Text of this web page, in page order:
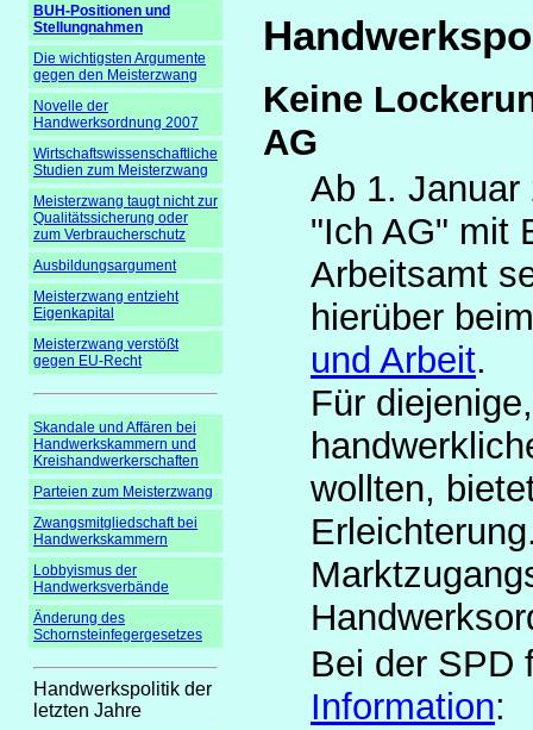
BUH-Positionen und
Stellungnahmen
Die wichtigsten Argumente
gegen den Meisterzwang
Novelle der
Handwerksordnung 2007
Wirtschaftswissenschaftliche
Studien zum Meisterzwang
Meisterzwang taugt nicht zur
Qualitätssicherung oder
zum Verbraucherschutz
Ausbildungsargument
Meisterzwang entzieht
Eigenkapital
Meisterzwang verstößt
gegen EU-Recht
Skandale und Affären bei
Handwerkskammern und
Kreishandwerkerschaften
Parteien zum Meisterzwang
Zwangsmitgliedschaft bei
Handwerkskammern
Lobbyismus der
Handwerksverbände
Änderung des
Schornsteinfegergesetzes
Handwerkspolitik der
letzten Jahre
Keine
AG
Ab 1. Januar
"Ich AG" mit
Arbeitsamt
hierüber
und Arbeit.
Für
wollten,
Bei der SPD
Information: